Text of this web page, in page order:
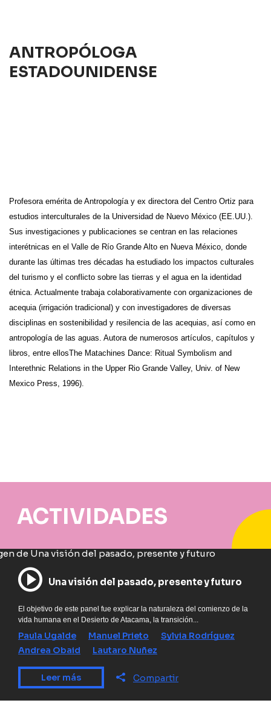
ANTROPÓLOGA
ESTADOUNIDENSE
Profesora emérita de Antropología y ex directora del Centro Ortiz para
estudios interculturales de la Universidad de Nuevo México (EE.UU.).
Sus investigaciones y publicaciones se centran en las relaciones
interétnicas en el Valle de Río Grande Alto en Nueva México, donde
durante las últimas tres décadas ha estudiado los impactos culturales
del turismo y el conflicto sobre las tierras y el agua en la identidad
étnica. Actualmente trabaja colaborativamente con organizaciones de
acequia (irrigación tradicional) y con investigadores de diversas
disciplinas en sostenibilidad y resilencia de las acequias, así como en
antropología de las aguas. Autora de numerosos artículos, capítulos y
libros, entre ellosThe Matachines Dance: Ritual Symbolism and
Interethnic Relations in the Upper Rio Grande Valley, Univ. of New
Mexico Press, 1996).
ACTIVIDADES
Una visión del pasado, presente y futuro
El objetivo de este panel fue explicar la naturaleza del comienzo de la
vida humana en el Desierto de Atacama, la transición...
Paula Ugalde Manuel Prieto
Sylvia Rodríguez
Andrea Obaid
Lautaro Nuñez
Leer más Compartir